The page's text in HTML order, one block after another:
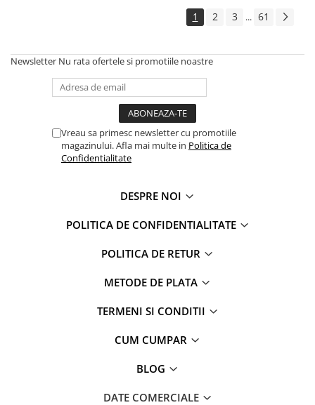
1 2 3 ... 61
Newsletter Nu rata ofertele si promotiile noastre
Vreau sa primesc newsletter cu promotiile
magazinului. Afla mai multe in Politica de
Confidentialitate
DESPRE NOI
POLITICA DE CONFIDENTIALITATE
POLITICA DE RETUR
METODE DE PLATA
TERMENI SI CONDITII
CUM CUMPAR
BLOG
DATE COMERCIALE